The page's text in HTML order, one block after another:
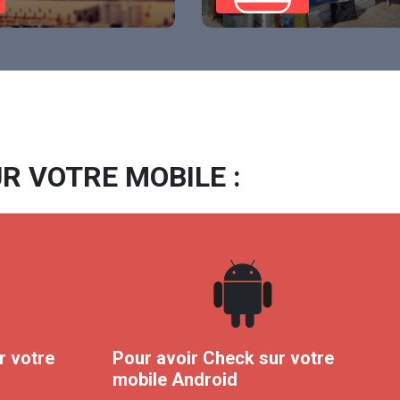
VOTRE MOBILE :
votre
Pour avoir Check sur votre
mobile Android